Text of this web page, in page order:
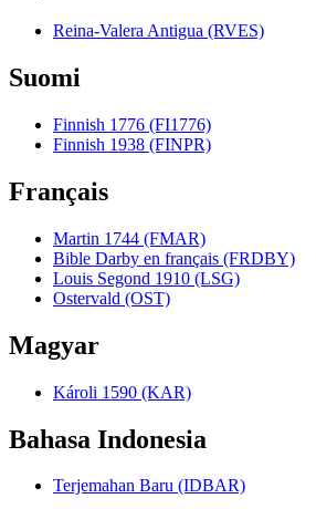
Reina-Valera Antigua (RVES)
Suomi
Finnish 1776 (FI1776)
Finnish 1938 (FINPR)
Français
Martin 1744 (FMAR)
Bible Darby en français (FRDBY)
Louis Segond 1910 (LSG)
Ostervald (OST)
Magyar
Károli 1590 (KAR)
Bahasa Indonesia
Terjemahan Baru (IDBAR)